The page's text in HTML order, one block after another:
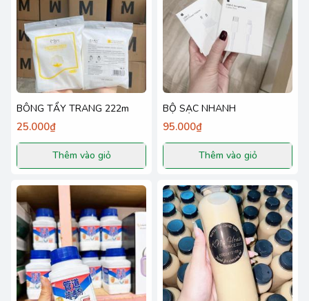
BÔNG TẨY TRANG 222m
25.000₫
Thêm vào giỏ
BỘ SẠC NHANH
95.000₫
Thêm vào giỏ